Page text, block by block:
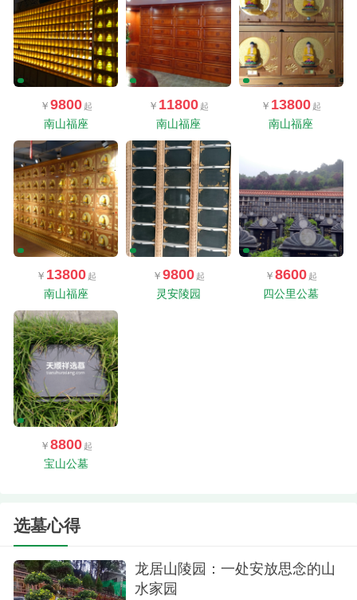
9800
南山福座
11800
南山福座
13800
南山福座
13800
南山福座
9800
灵安陵园
8600
四公里公墓
8800
宝山公墓
选墓心得
龙居山陵园：一处安放思念的山
水家园